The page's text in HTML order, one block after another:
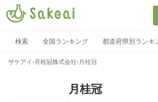
検索 全国ランキング 都道府県別ランキ
サケアイ ›月桂冠株式会社›月桂冠
月桂冠